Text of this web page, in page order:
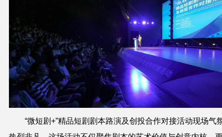
“微短剧+”精品短剧剧本路演及创投合作对接活动现场气